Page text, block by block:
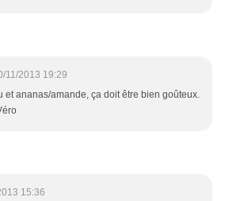
11/2013 19:29
et ananas/amande, ça doit être bien goûteux.
15:36